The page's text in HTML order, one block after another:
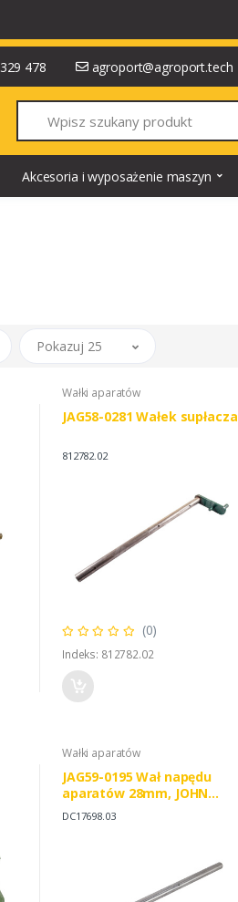
478 agroport@agroport.tech
Akcesoria i wyposażenie maszyn
Pokazuj 25
Wałki aparatów
JAG58-0281 Wałek supłacza
812782.02
(0)
Indeks: 812782.02
Wałki aparatów
JAG59-0195 Wał napędu
aparatów 28mm, JOHN
DEERE DC17698 E39292
DC17698.03